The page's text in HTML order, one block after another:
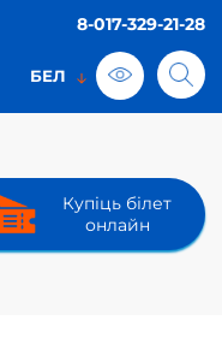
8-017-329-21-28
Купіць білет
онлайн